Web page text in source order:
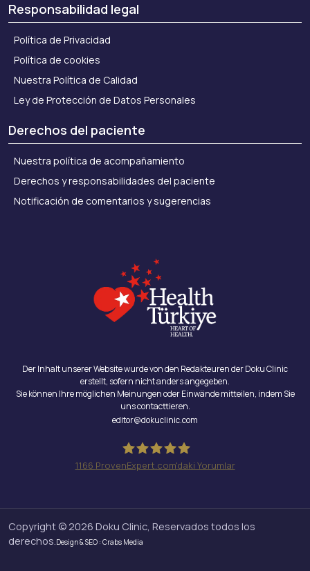
Responsabilidad legal
Política de Privacidad
Política de cookies
Nuestra Política de Calidad
Ley de Protección de Datos Personales
Derechos del paciente
Nuestra política de acompañamiento
Derechos y responsabilidades del paciente
Notificación de comentarios y sugerencias
Der Inhalt unserer Website wurde von den Redakteuren der Doku Clinic
erstellt, sofern nicht anders angegeben.
Sie können Ihre möglichen Meinungen oder Einwände mitteilen, indem Sie
uns contacttieren.
editor@dokuclinic.com
1166 ProvenExpert.com'daki Yorumlar
Copyright © 2026 Doku Clinic, Reservados todos los
derechos. Design & SEO : Crabs Media